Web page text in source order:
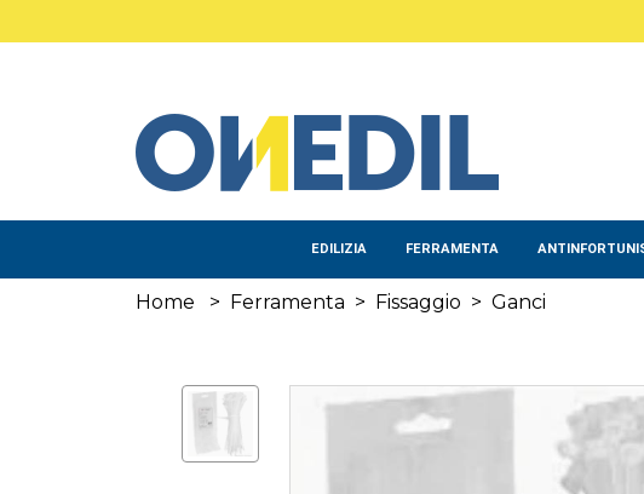
EDILIZIA FERRAMENTA
Home > Ferramenta > Fissaggio > Ganci